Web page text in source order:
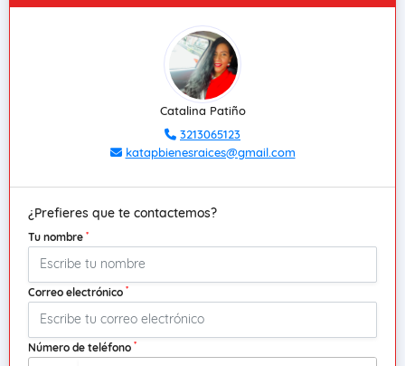
Catalina Patiño
3213065123
katapbienesraices@gmail.com
¿Prefieres que te contactemos?
Tu nombre *
Correo electrónico *
Número de teléfono *